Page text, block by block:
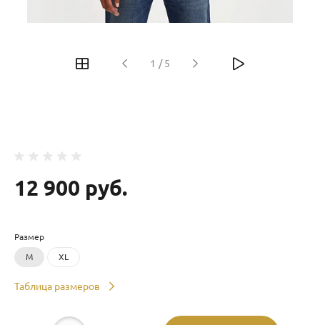
1 / 5
12 900 руб.
Размер
M XL
Таблица размеров